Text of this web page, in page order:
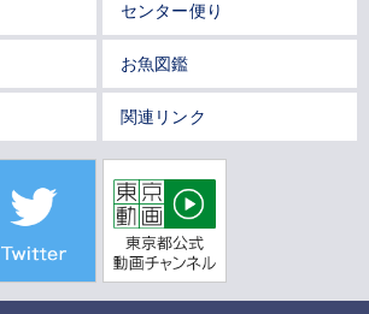
センター便り
お魚図鑑
関連リンク